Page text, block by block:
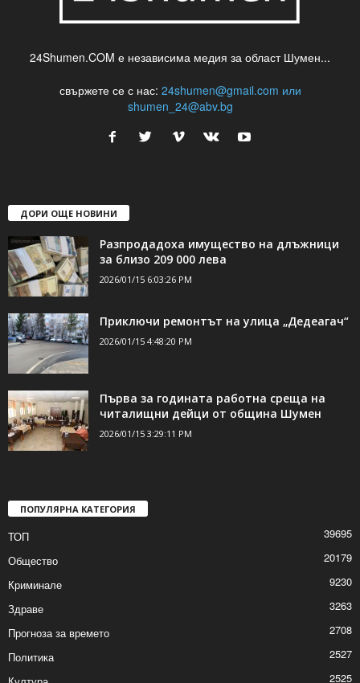
24Shumen.COM е независима медия за област Шумен...
свържете се с нас: 24shumen@gmail.com или
shumen_24@abv.bg
ДОРИ ОЩЕ НОВИНИ
Разпродадоха имущество на длъжници
за близо 209 000 лева
2026/01/15 6:03:26 PM
Приключи ремонтът на улица „Дедеагач“
2026/01/15 4:48:20 PM
Първа за годината работна среща на
читалищни дейци от община Шумен
2026/01/15 3:29:11 PM
ПОПУЛЯРНА КАТЕГОРИЯ
ТОП
39695
Общество
20179
Криминале
9230
Здраве
3263
Прогноза за времето
2708
Политика
2527
2525